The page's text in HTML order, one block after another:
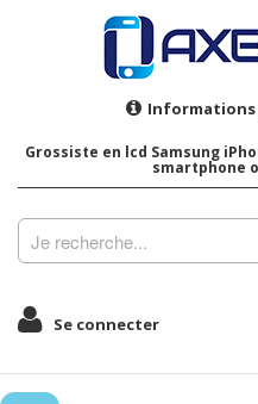
Grossiste en lcd Samsung
smartphone
Se connecter